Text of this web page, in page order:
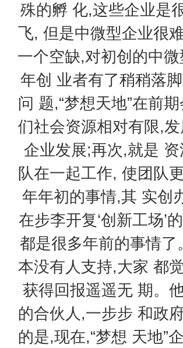
殊的孵 化,这些企业是
飞, 但是中微型企业很
一个空缺,对初创的中微
年创 业者有了稍稍落
问 题,“梦想天地”在前
们社会资源相对有限,
企业发展;再次,就是
队在一起工作, 使团队
年年初的事情,其 实创
在步李开复‘创新工场’
都是很多年前的事情
本没有人支持,大家 都
获得回报遥遥无 期。
的合伙人,一步步 和政
的是,现在,“梦想 天地”